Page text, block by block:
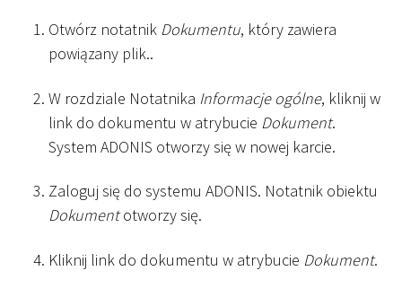
Otwórz notatnik Dokumentu, który zawiera
powiązany plik..
W rozdziale Notatnika Informacje ogólne, kliknij w
link do dokumentu w atrybucie Dokument.
System ADONIS otworzy się w nowej karcie.
Zaloguj się do systemu ADONIS. Notatnik obiektu
Dokumentotworzy się.
Kliknij link do dokumentu w atrybucie Dokument.